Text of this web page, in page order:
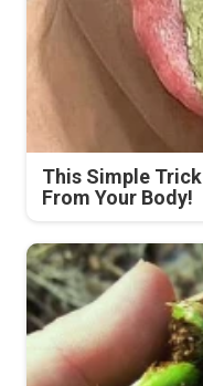
This Simple
From Your Body!